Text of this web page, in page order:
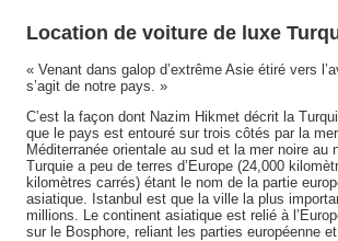
Location de voiture de luxe
« Venant dans galop d’extrême Asie étiré vers
s’agit de notre pays. »
C’est la façon dont Nazim Hikmet décrit la
que le pays est entouré sur trois côtés par la
Méditerranée orientale au sud et la mer noire
Turquie a peu de terres d’Europe (24,000
kilomètres carrés) étant le nom de la partie
asiatique. Istanbul est que la ville la plus
millions. Le continent asiatique est relié à
sur le Bosphore, reliant les parties européenne et